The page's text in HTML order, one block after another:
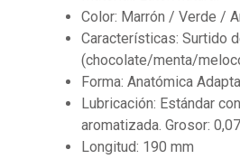
Color: Marrón / Verde /
Características: Surtido
(chocolate/menta/
Forma: Anatómica Adapta
Lubricación: Estándar
aromatizada. Grosor:
Longitud: 190 mm